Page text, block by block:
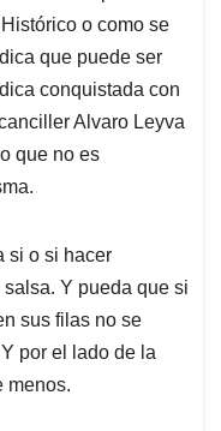
o como se
que puede ser
conquistada con
Alvaro Leyva
que no es
si o si hacer
Y pueda que si
sus filas no se
por el lado de la
menos.